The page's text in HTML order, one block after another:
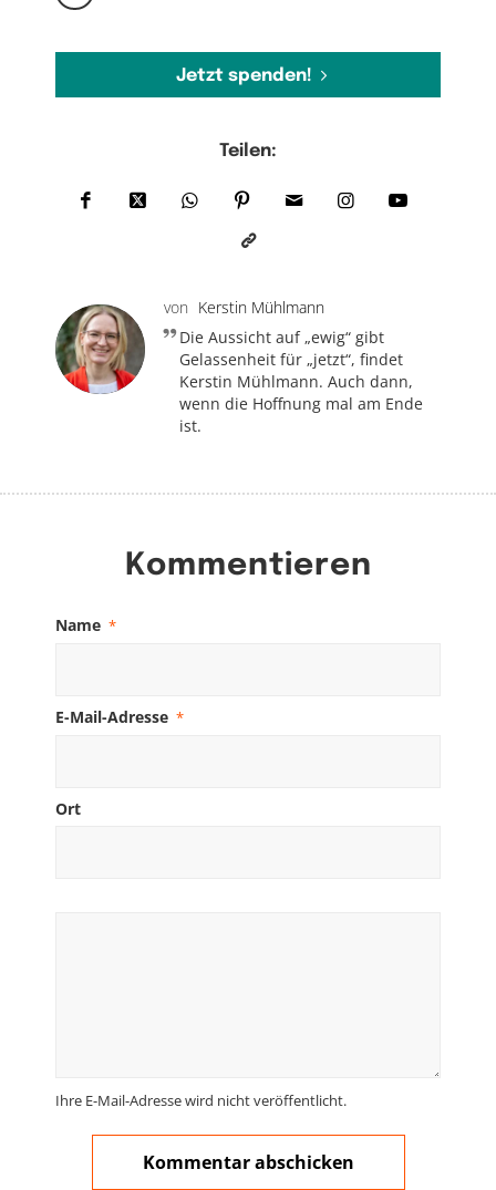
Jetzt spenden!
Teilen:
von Kerstin Mühlmann
Die Aussicht auf „ewig“ gibt
Gelassenheit für „jetzt“, findet
Kerstin Mühlmann. Auch dann,
wenn die Hoffnung mal am Ende
ist.
Kommentieren
Name *
E-Mail-Adresse *
Ort
Ihre E-Mail-Adresse wird nicht veröffentlicht.